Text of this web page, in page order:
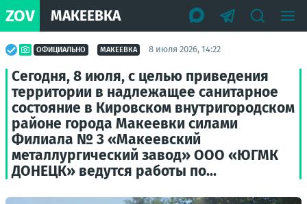
ZOV МАКЕЕВКА
ОФИЦИАЛЬНО МАКЕЕВКА 8 июля 2026, 14:22
Сегодня, 8 июля, с целью приведения
территории в надлежащее санитарное
состояние в Кировском внутригородском
районе города Макеевки силами
Филиала № 3 «Макеевский
металлургический завод» ООО «ЮГМК
ДОНЕЦК» ведутся работы по...